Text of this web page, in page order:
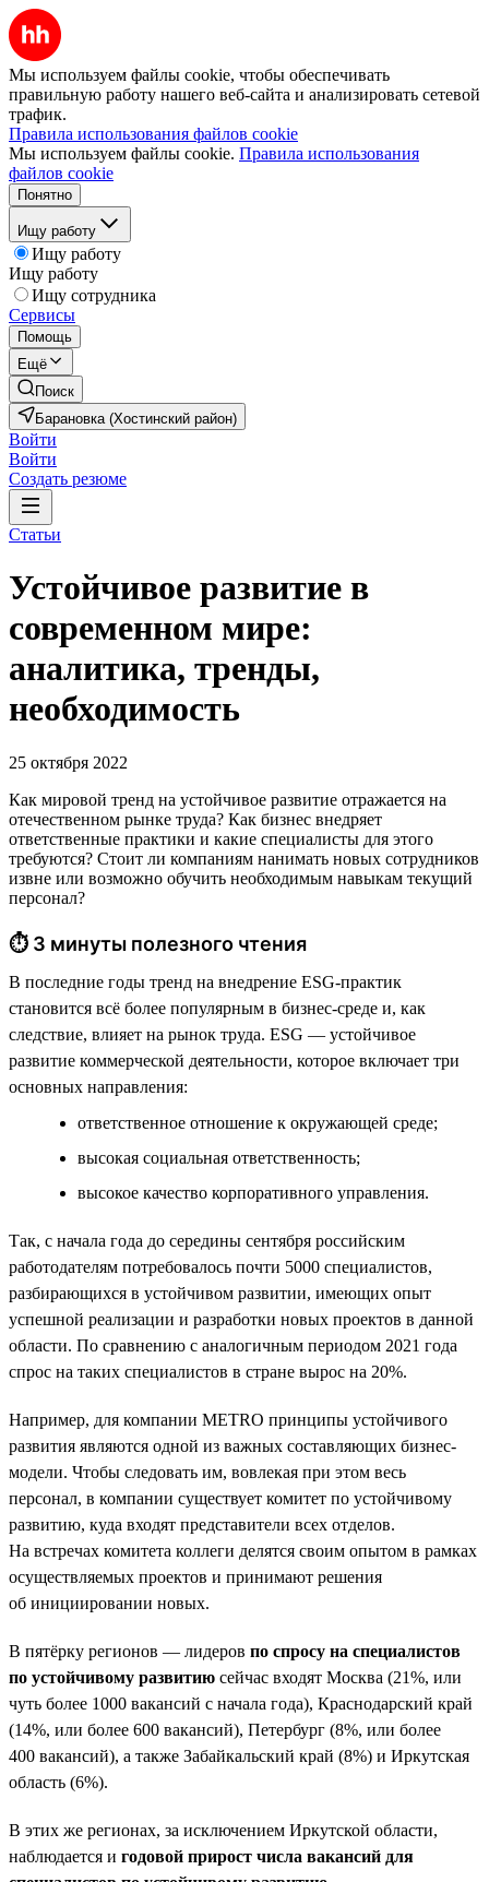
Мы используем файлы cookie, чтобы обеспечивать
правильную работу нашего веб-сайта и анализировать сетевой
трафик.
Правила использования файлов cookie
Мы используем файлы cookie. Правила использования
файлов cookie
Понятно
Ищу работу
Ищу работу
Ищу работу
Ищу сотрудника
Сервисы
Помощь
Ещё
Поиск
Барановка (Хостинский район)
Войти
Войти
Создать резюме
Статьи
Устойчивое развитие в
современном мире:
аналитика, тренды,
необходимость
25 октября 2022
Как мировой тренд на устойчивое развитие отражается на
отечественном рынке труда? Как бизнес внедряет
ответственные практики и какие специалисты для этого
требуются? Стоит ли компаниям нанимать новых сотрудников
извне или возможно обучить необходимым навыкам текущий
персонал?
⏱ 3 минуты полезного чтения
В последние годы тренд на внедрение ESG-практик
становится всё более популярным в бизнес-среде и, как
следствие, влияет на рынок труда. ESG — устойчивое
развитие коммерческой деятельности, которое включает три
основных направления:
ответственное отношение к окружающей среде;
высокая социальная ответственность;
высокое качество корпоративного управления.
Так, с начала года до середины сентября российским
работодателям потребовалось почти 5000 специалистов,
разбирающихся в устойчивом развитии, имеющих опыт
успешной реализации и разработки новых проектов в данной
области. По сравнению с аналогичным периодом 2021 года
спрос на таких специалистов в стране вырос на 20%.
Например, для компании METRO принципы устойчивого
развития являются одной из важных составляющих бизнес-
модели. Чтобы следовать им, вовлекая при этом весь
персонал, в компании существует комитет по устойчивому
развитию, куда входят представители всех отделов.
На встречах комитета коллеги делятся своим опытом в рамках
осуществляемых проектов и принимают решения
об инициировании новых.
В пятёрку регионов — лидеров по спросу на специалистов
по устойчивому развитию сейчас входят Москва (21%, или
чуть более 1000 вакансий с начала года), Краснодарский край
(14%, или более 600 вакансий), Петербург (8%, или более
400 вакансий), а также Забайкальский край (8%) и Иркутская
область (6%).
В этих же регионах, за исключением Иркутской области,
наблюдается и годовой прирост числа вакансий для